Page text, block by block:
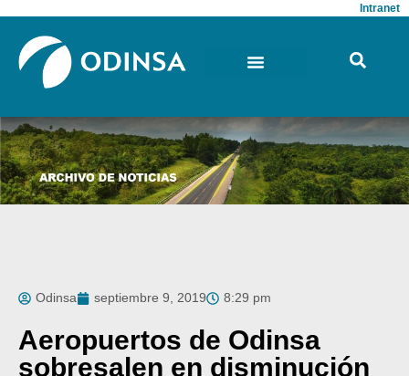
Intranet
Odinsa septiembre 9, 2019 8:29 pm
Aeropuertos de Odinsa
sobresalen en disminución